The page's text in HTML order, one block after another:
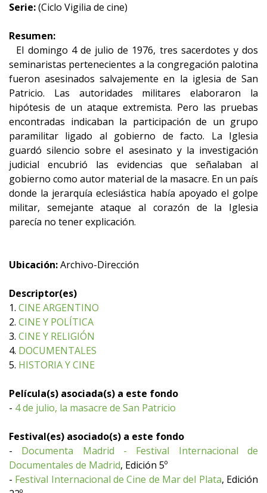
Serie:(Ciclo Vigilia de cine)
Resumen:
El domingo 4 de julio de 1976, tres sacerdotes y dos
seminaristas pertenecientes a la congregación palotina
fueron asesinados salvajemente en la iglesia de San
Patricio. Las autoridades militares elaboraron la
hipótesis de un ataque extremista. Pero las pruebas
encontradas indicaban la participación de un grupo
paramilitar ligado al gobierno de facto. La Iglesia
guardó silencio sobre el asesinato y la investigación
judicial encubrió las evidencias que señalaban al
gobierno como autor material de la masacre. En un país
donde la jerarquía eclesiástica había apoyado el golpe
militar, semejante ataque al corazón de la Iglesia
parecía no tener explicación.
Ubicación:Archivo-Dirección
Descriptor(es)
1. CINE ARGENTINO
2. CINE Y POLÍTICA
3. CINE Y RELIGIÓN
4. DOCUMENTALES
5. HISTORIA Y CINE
Película(s) asociada(s) a este fondo
- 4 de julio, la masacre de San Patricio
Festival(es) asociado(s) a este fondo
- Documenta Madrid - Festival Internacional de
Documentales de Madrid, Edición 5º
- Festival Internacional de Cine de Mar del Plata, Edición